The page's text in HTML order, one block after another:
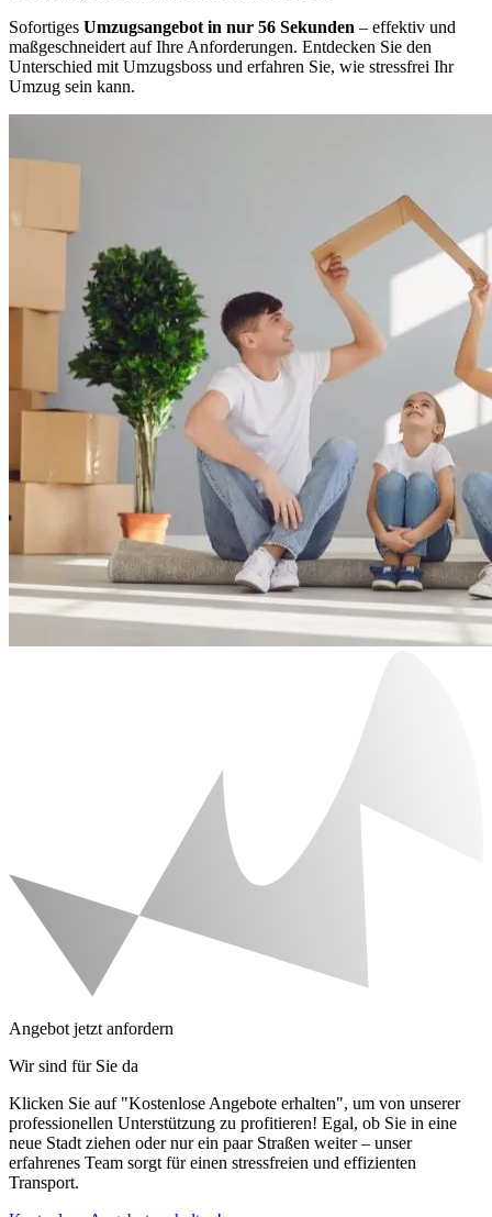
Sofortiges Umzugsangebot in nur 56 Sekunden – effektiv und
maßgeschneidert auf Ihre Anforderungen. Entdecken Sie den
Unterschied mit Umzugsboss und erfahren Sie, wie stressfrei Ihr
Umzug sein kann.
Angebot jetzt anfordern
Wir sind für Sie da
Klicken Sie auf "Kostenlose Angebote erhalten", um von unserer
professionellen Unterstützung zu profitieren! Egal, ob Sie in eine
neue Stadt ziehen oder nur ein paar Straßen weiter – unser
erfahrenes Team sorgt für einen stressfreien und effizienten
Transport.